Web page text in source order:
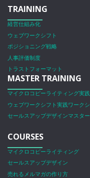
TRAINING
経営仕組み化
ウェブワークシフト
ポジショニング戦略
人事評価制度
トラストフォーマット
MASTER TRAINING
マイクロコピーライティング実
ウェブワークシフト実践ワーク
セールスアップデザインマスタ
COURSES
マイクロコピーライティング
セールスアップデザイン
売れるメルマガの作り方